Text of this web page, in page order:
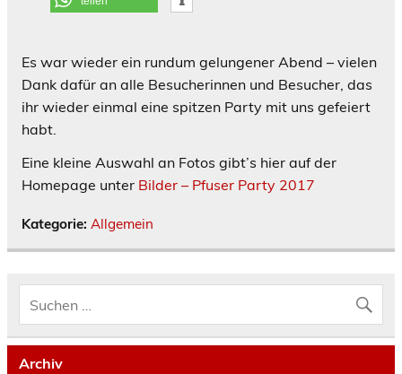
Es war wieder ein rundum gelungener Abend – vielen
Dank dafür an alle Besucherinnen und Besucher, das
ihr wieder einmal eine spitzen Party mit uns gefeiert
habt.
Eine kleine Auswahl an Fotos gibt’s hier auf der
Homepage unter Bilder – Pfuser Party 2017
Kategorie: Allgemein
Archiv